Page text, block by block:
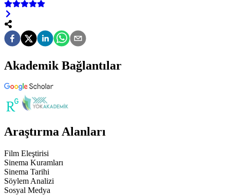
Akademik Bağlantılar
Araştırma Alanları
Film Eleştirisi
Sinema Kuramları
Sinema Tarihi
Söylem Analizi
Sosyal Medya